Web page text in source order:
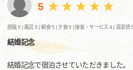
5
部屋 5 |風呂 5 |朝食 5 | 夕食 5 |接客・サービス 4 |清潔感 5
結婚記念
結婚記念で宿泊させていただきました。